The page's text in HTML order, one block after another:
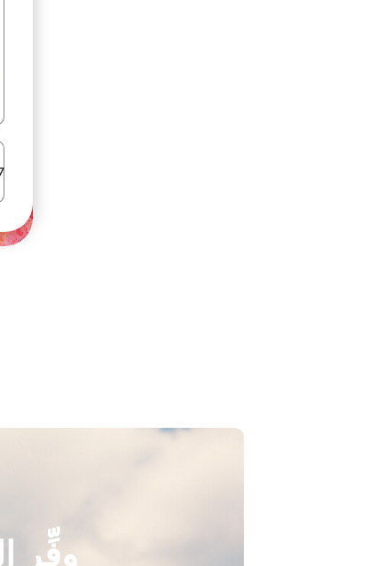
7
وفِّر